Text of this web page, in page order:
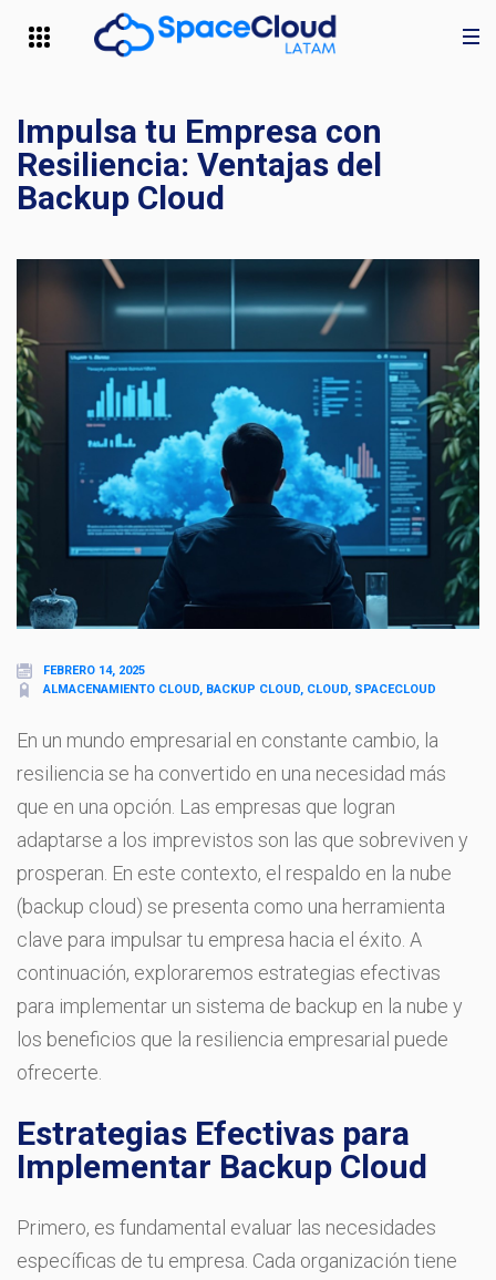
Impulsa tu Empresa con
Resiliencia: Ventajas del
Backup Cloud
FEBRERO 14, 2025
ALMACENAMIENTO CLOUD, BACKUP CLOUD, CLOUD, SPACECLOUD
En un mundo empresarial en constante cambio, la
resiliencia se ha convertido en una necesidad más
que en una opción. Las empresas que logran
adaptarse a los imprevistos son las que sobreviven y
prosperan. En este contexto, el respaldo en la nube
(backup cloud) se presenta como una herramienta
clave para impulsar tu empresa hacia el éxito. A
continuación, exploraremos estrategias efectivas
para implementar un sistema de backup en la nube y
los beneficios que la resiliencia empresarial puede
ofrecerte.
Estrategias Efectivas para
Implementar Backup Cloud
Primero, es fundamental evaluar las necesidades
específicas de tu empresa. Cada organización tiene